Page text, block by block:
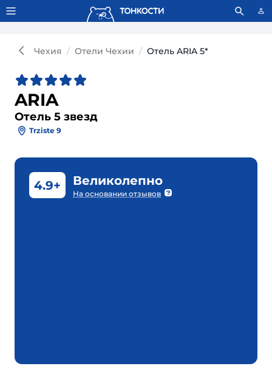
Тонкости используют сookie-файлы. Что это значит?
Чехия Отели Чехии Отель ARIA 5*
ARIA
Отель 5 звезд
Trziste 9
4.9+ Великолепно
На основании отзывов